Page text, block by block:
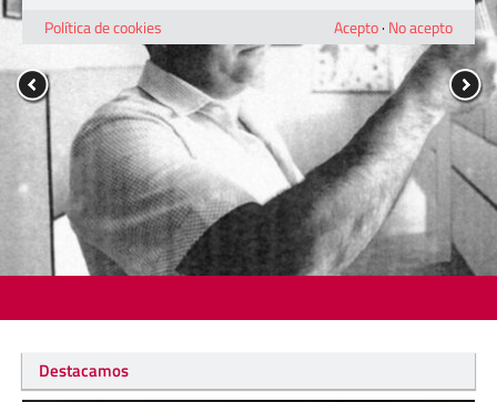
Destacamos
Política de cookies
Acepto· No acepto